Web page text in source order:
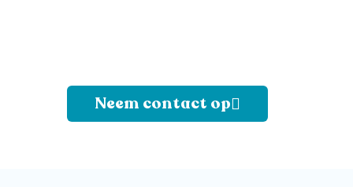
Neem contact op